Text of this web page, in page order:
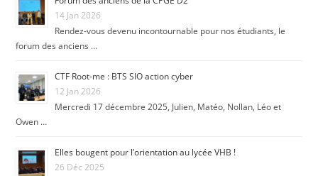
14 Jan 2026
Rendez-vous devenu incontournable pour nos étudiants, le
forum des anciens …
CTF Root-me : BTS SIO action cyber
12 Jan 2026
Mercredi 17 décembre 2025, Julien, Matéo, Nollan, Léo et
Owen …
Elles bougent pour l’orientation au lycée VHB !
26 Déc 2025